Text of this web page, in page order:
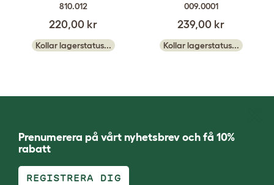
810.012
220,00 kr
Kollar lagerstatus...
009.0001
239,00 kr
Kollar lagerstatus...
Prenumerera på vårt nyhetsbrev och få 10%
rabatt
REGISTRERA DIG